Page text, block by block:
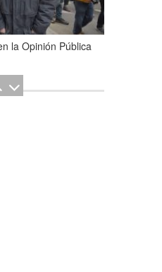
la Opinión Pública